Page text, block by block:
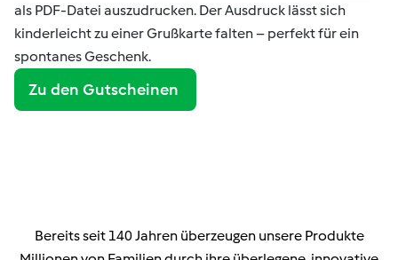
als PDF-Datei auszudrucken. Der Ausdruck lässt sich
kinderleicht zu einer Grußkarte falten – perfekt für ein
spontanes Geschenk.
Zu den Gutscheinen
Bereits seit 140 Jahren überzeugen unsere Produkte